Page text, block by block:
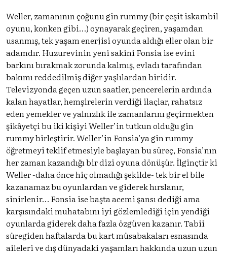
Weller, zamanının çoğunu gin rummy (bir çeşit iskambil
oyunu, konken gibi…) oynayarak geçiren, yaşamdan
usanmış, tek yaşam enerjisi oyunda aldığı eller olan bir
adamdır. Huzurevinin yeni sakini Fonsia ise evini
barkını bırakmak zorunda kalmış, evladı tarafından
bakımı reddedilmiş diğer yaşlılardan biridir.
Televizyonda geçen uzun saatler, pencerelerin ardında
kalan hayatlar, hemşirelerin verdiği ilaçlar, rahatsız
eden yemekler ve yalnızlık ile zamanlarını geçirmekten
şikâyetçi bu iki kişiyi Weller’in tutkun olduğu gin
rummy birleştirir. Weller’in Fonsia’ya gin rummy
öğretmeyi teklif etmesiyle başlayan bu süreç, Fonsia’nın
her zaman kazandığı bir dizi oyuna dönüşür. İlginçtir ki
Weller -daha önce hiç olmadığı şekilde- tek bir el bile
kazanamaz bu oyunlardan ve giderek hırslanır,
sinirlenir… Fonsia ise başta acemi şansı dediği ama
karşısındaki muhatabını iyi gözlemlediği için yendiği
oyunlarda giderek daha fazla özgüven kazanır. Tabii
süregiden haftalarda bu kart müsabakaları esnasında
aileleri ve dış dünyadaki yaşamları hakkında uzun uzun